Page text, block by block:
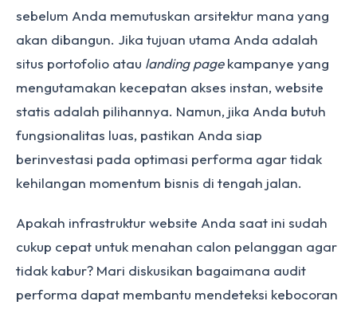
sebelum Anda memutuskan arsitektur mana yang
akan dibangun. Jika tujuan utama Anda adalah
situs portofolio atau landing pagekampanye yang
mengutamakan kecepatan akses instan, website
statis adalah pilihannya. Namun, jika Anda butuh
fungsionalitas luas, pastikan Anda siap
berinvestasi pada optimasi performa agar tidak
kehilangan momentum bisnis di tengah jalan.
Apakah infrastruktur website Anda saat ini sudah
cukup cepat untuk menahan calon pelanggan agar
tidak kabur? Mari diskusikan bagaimana audit
performa dapat membantu mendeteksi kebocoran